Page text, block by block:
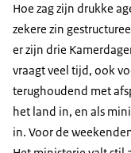
Hoe zag zijn drukke
zekere zin
er zijn drie
vraagt veel tijd, ook
terughoudend met
het land in, en als
in. Voor de